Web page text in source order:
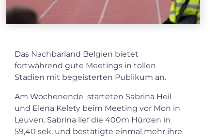
Das Nachbarland Belgien bietet
fortwährend gute Meetings in tollen
Stadien mit begeisterten Publikum an.
Am Wochenende starteten Sabrina Heil
und Elena Kelety beim Meeting vor Mon in
Leuven. Sabrina lief die 400m Hürden in
59,40 sek. und bestätigte einmal mehr ihre